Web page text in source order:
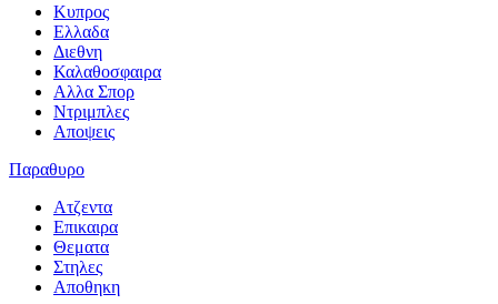
Κυπρος
Ελλαδα
Διεθνη
Καλαθοσφαιρα
Αλλα Σπορ
Ντριμπλες
Αποψεις
Παραθυρο
Ατζεντα
Επικαιρα
Θεματα
Στηλες
Αποθηκη